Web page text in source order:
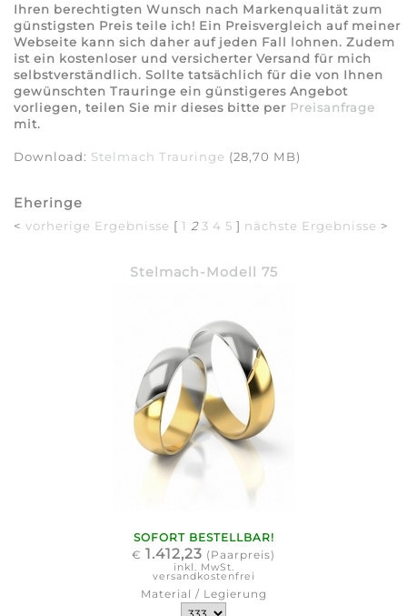
Ihren berechtigten Wunsch nach Markenqualität zum
günstigsten Preis teile ich! Ein Preisvergleich auf meiner
Webseite kann sich daher auf jeden Fall lohnen. Zudem
ist ein kostenloser und versicherter Versand für mich
selbstverständlich. Sollte tatsächlich für die von Ihnen
gewünschten Trauringe ein günstigeres Angebot
vorliegen, teilen Sie mir dieses bitte per Preisanfrage
mit.
Download: Stelmach Trauringe (28,70 MB)
Eheringe
< vorherige Ergebnisse [ 1 2 3 4 5 ] nächste Ergebnisse >
Stelmach-Modell 75
SOFORT BESTELLBAR!
€ 1.412,23 (Paarpreis)
inkl. MwSt.
versandkostenfrei
Material / Legierung